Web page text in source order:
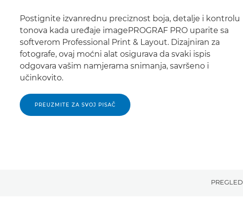
Postignite izvanrednu preciznost boja, detalje i kontrolu
tonova kada uređaje imagePROGRAF PRO uparite sa
softverom Professional Print & Layout. Dizajniran za
fotografe, ovaj moćni alat osigurava da svaki ispis
odgovara vašim namjerama snimanja, savršeno i
učinkovito.
PREUZMITE ZA SVOJ PISAČ
PREGLED